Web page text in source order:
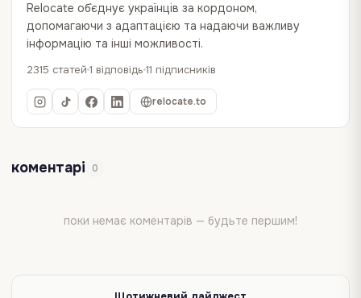
Relocate об`єднує українців за кордоном,
допомагаючи з адаптацією та надаючи важливу
інформацію та інші можливості.
2315 статей 1 відповідь 11 підписників
relocate.to
коментарі 0
поки немає коментарів — будьте першим!